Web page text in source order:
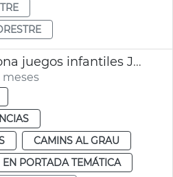
Rehabilitación zona juegos infantiles Jardín del Túria València
meses
CAMINS AL GRAU
EN PORTADA TEMÁTICA